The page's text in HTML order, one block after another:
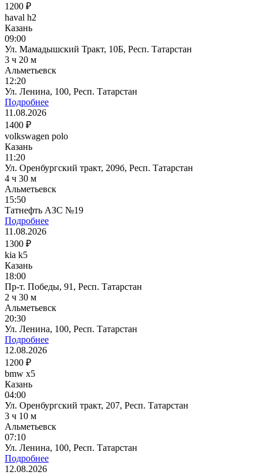
1200 ₽
haval h2
Казань
09:00
Ул. Мамадышский Тракт, 10Б, Респ. Татарстан
3 ч 20 м
Альметьевск
12:20
Ул. Ленина, 100, Респ. Татарстан
Подробнее
11.08.2026
1400 ₽
volkswagen polo
Казань
11:20
Ул. Оренбургский тракт, 209б, Респ. Татарстан
4 ч 30 м
Альметьевск
15:50
Татнефть АЗС №19
Подробнее
11.08.2026
1300 ₽
kia k5
Казань
18:00
Пр-т. Победы, 91, Респ. Татарстан
2 ч 30 м
Альметьевск
20:30
Ул. Ленина, 100, Респ. Татарстан
Подробнее
12.08.2026
1200 ₽
bmw x5
Казань
04:00
Ул. Оренбургский тракт, 207, Респ. Татарстан
3 ч 10 м
Альметьевск
07:10
Ул. Ленина, 100, Респ. Татарстан
Подробнее
12.08.2026